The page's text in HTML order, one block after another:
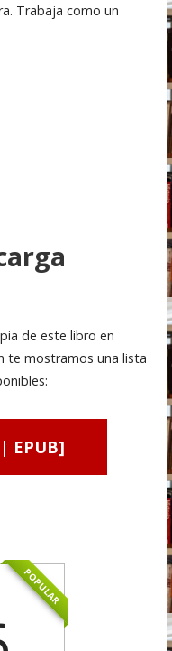
Trabaja como un
de este libro en
te mostramos una lista
EPUB]
POPULAR